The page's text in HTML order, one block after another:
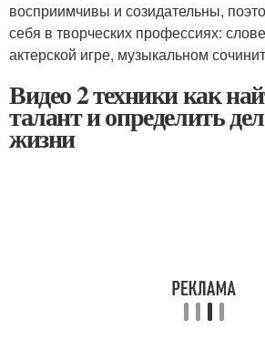
восприимчивы и созидательны,
себя в творческих профессиях:
актерской игре, музыкальном
Видео 2 техники как
талант и определить
жизни